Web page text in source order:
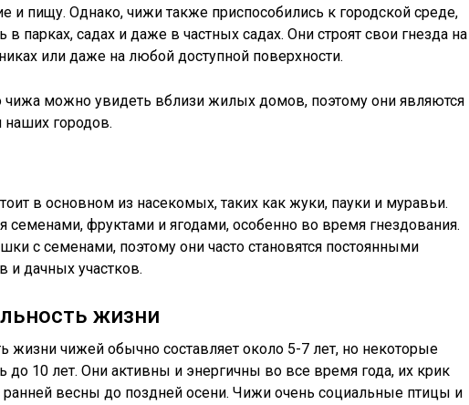
и пищу. Однако, чижи также приспособились к городской среде,
в парках, садах и даже в частных садах. Они строят свои гнезда на
или даже на любой доступной поверхности.
чижа можно увидеть вблизи жилых домов, поэтому они являются
городов.
в основном из насекомых, таких как жуки, пауки и муравьи.
семенами, фруктами и ягодами, особенно во время гнездования.
с семенами, поэтому они часто становятся постоянными
и дачных участков.
жизни
жизни чижей обычно составляет около 5-7 лет, но некоторые
до 10 лет. Они активны и энергичны во все время года, их крик
весны до поздней осени. Чижи очень социальные птицы и